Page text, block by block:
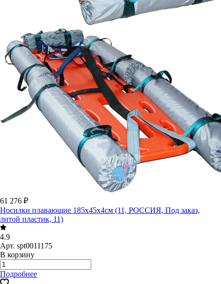
61 276 ₽
Носилки плавающие 185х45х4см (11, РОССИЯ, Под заказ,
литой пластик, 11)
4.9
Арт. spt0011175
В корзину
Подробнее